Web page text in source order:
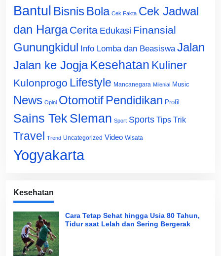
Bantul Bisnis Bola Cek Fakta Cek Jadwal
dan Harga Cerita Edukasi Finansial
Gunungkidul Info Lomba dan Beasiswa Jalan
Jalan ke Jogja Kesehatan Kuliner
Kulonprogo Lifestyle Mancanegara Milenial Music
News Opini Otomotif Pendidikan Profil
Sains Tek Sleman Sport Sports Tips Trik
Travel Trend Uncategorized Video Wisata
Yogyakarta
Kesehatan
Cara Tetap Sehat hingga Usia 80 Tahun,
Tidur saat Lelah dan Sering Bergerak